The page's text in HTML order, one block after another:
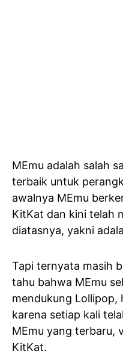
MEmu adalah salah
terbaik untuk
awalnya MEmu
KitKat dan kini telah
diatasnya, yakni
Tapi ternyata masih
tahu bahwa MEmu
mendukung Lollipop,
karena setiap kali
MEmu yang terbaru,
KitKat.